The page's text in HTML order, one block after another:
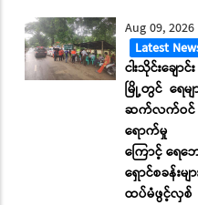
Aug 09, 2026
Latest
ငါးသိုင်းချောင်း
မြို့တွင် ရေမျ
ဆက်လက်ဝင်
ရောက်မှု
ကြောင့် ရေဘ
ရှောင်စခန်းမျာ
ထပ်မံဖွင့်လှစ်